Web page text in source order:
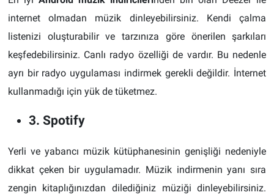
internet olmadan müzik dinleyebilirsiniz. Kendi çalma
listenizi oluşturabilir ve tarzınıza göre önerilen şarkıları
keşfedebilirsiniz. Canlı radyo özelliği de vardır. Bu nedenle
ayrı bir radyo uygulaması indirmek gerekli değildir. İnternet
kullanmadığı için yük de tüketmez.
3. Spotify
Yerli ve yabancı müzik kütüphanesinin genişliği nedeniyle
dikkat çeken bir uygulamadır. Müzik indirmenin yanı sıra
zengin kitaplığınızdan dilediğiniz müziği dinleyebilirsiniz.